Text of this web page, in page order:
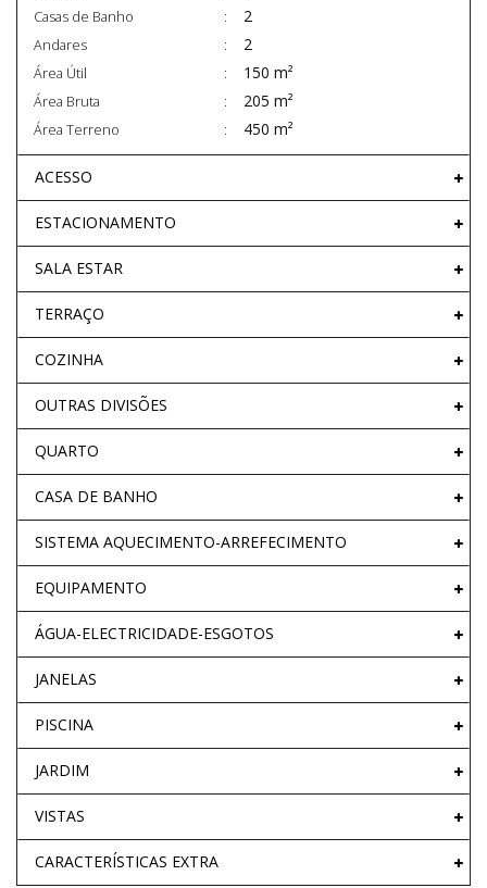
Casas de Banho 2
Andares 2
Área Útil 150 m²
Área Bruta 205 m²
Área Terreno 450 m²
ACESSO
ESTACIONAMENTO
SALA ESTAR
TERRAÇO
COZINHA
OUTRAS DIVISÕES
QUARTO
CASA DE BANHO
SISTEMA AQUECIMENTO-ARREFECIMENTO
EQUIPAMENTO
ÁGUA-ELECTRICIDADE-ESGOTOS
JANELAS
PISCINA
JARDIM
VISTAS
CARACTERÍSTICAS EXTRA